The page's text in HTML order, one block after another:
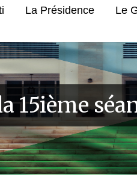
La Présidence Le
15ième